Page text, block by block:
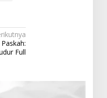
Full